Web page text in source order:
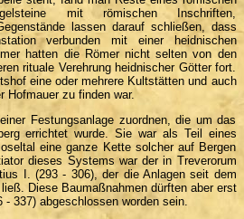
mit römischen Inschriften,
lassen darauf schließen, dass
verbunden mit einer heidnischen
hatten die Römer nicht selten von den
rituale Verehrung heidnischer Götter fort.
eine oder mehrere Kultstätten und auch
Hofmauer zu finden war.
Festungsanlage zuordnen, die um das
errichtet wurde. Sie war als Teil eines
eine ganze Kette solcher auf Bergen
dieses Systems war der in Treverorum
I. (293 - 306), der die Anlagen seit dem
Diese Baumaßnahmen dürften aber erst
337) abgeschlossen worden sein.